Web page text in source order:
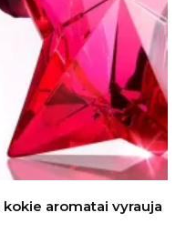
aromatai vyrauja